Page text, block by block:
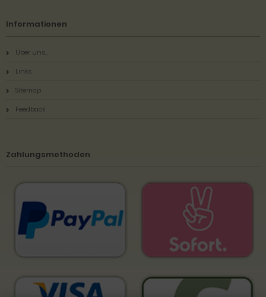
Informationen
Über uns...
Links
Sitemap
Feedback
Zahlungsmethoden